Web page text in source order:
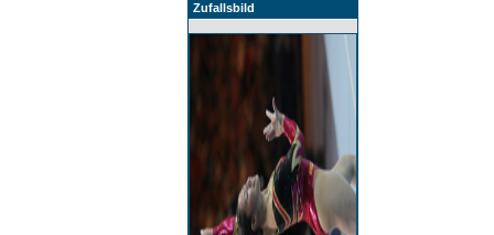
Zufallsbild